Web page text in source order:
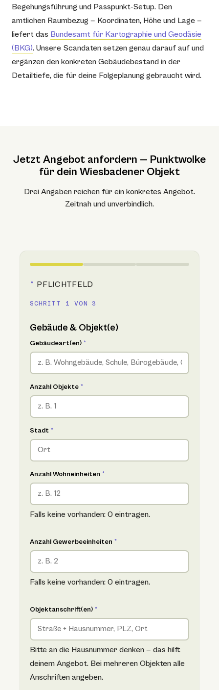
Begehungsführung und Passpunkt-Setup. Den
amtlichen Raumbezug — Koordinaten, Höhe und Lage —
liefert das Bundesamt für Kartographie und Geodäsie
(BKG). Unsere Scandaten setzen genau darauf auf und
ergänzen den konkreten Gebäudebestand in der
Detailtiefe, die für deine Folgeplanung gebraucht wird.
Jetzt Angebot anfordern — Punktwolke
für dein Wiesbadener Objekt
Drei Angaben reichen für ein konkretes Angebot.
Zeitnah und unverbindlich.
* PFLICHTFELD
SCHRITT 1 VON 3
Gebäude & Objekt(e)
Gebäudeart(en) *
Anzahl Objekte *
Stadt *
Anzahl Wohneinheiten *
Falls keine vorhanden: 0 eintragen.
Anzahl Gewerbeeinheiten *
Falls keine vorhanden: 0 eintragen.
Objektanschrift(en) *
Bitte an die Hausnummer denken — das hilft
deinem Angebot. Bei mehreren Objekten alle
Anschriften angeben.